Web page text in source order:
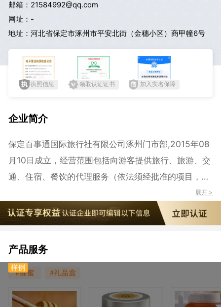
邮箱：21584992@qq.com
网址：-
地址：河北省保定市涿州市平安北街（金穗小区）商甲幢6号
执照信息 领取认证证书 加入实名保障
企业简介
保定百事通国际旅行社有限公司涿州门市部,2015年08
月10日成立，经营范围包括向游客提供旅行、旅游、交
通、住宿、餐饮的代理服务（依法须经批准的项目，经
相关部门批准后可开展经营活动）（依法须经批准的项
目，经相关部门批准后方可开展经营活动）
展开 >
产品服务